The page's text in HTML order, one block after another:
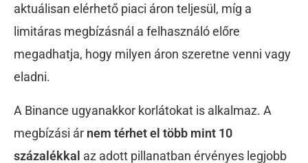
aktuálisan elérhető piaci áron teljesül, míg a
limitáras megbízásnál a felhasználó előre
megadhatja, hogy milyen áron szeretne venni vagy
eladni.
A Binance ugyanakkor korlátokat is alkalmaz. A
megbízási ár nem térhet el több mint 10
százalékkal az adott pillanatban érvényes legjobb